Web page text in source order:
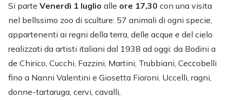
Si parte Venerdì 1 luglio alle ore 17,30 con una visita
nel bellssimo zoo di sculture: 57 animali di ogni specie,
appartenenti ai regni della terra, delle acque e del cielo
realizzati da artisti italiani dal 1938 ad oggi: da Bodini a
de Chirico, Cucchi, Fazzini, Martini, Trubbiani, Ceccobelli
fino a Nanni Valentini e Giosetta Fioroni. Uccelli, ragni,
donne-tartaruga, cervi, cavalli,